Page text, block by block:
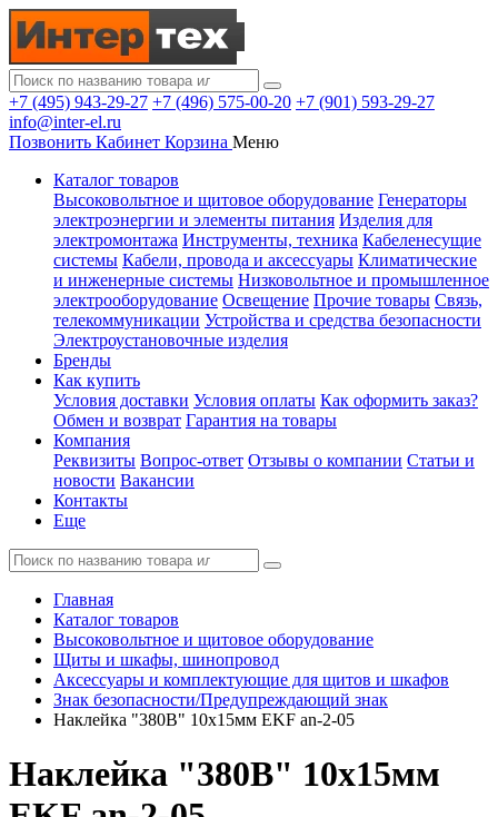
+7 (495) 943-29-27 +7 (496) 575-00-20 +7 (901) 593-29-27
info@inter-el.ru
Позвонить Кабинет Корзина Меню
Каталог товаров
Высоковольтное и щитовое оборудование Генераторы
электроэнергии и элементы питания Изделия для
электромонтажа Инструменты, техника Кабеленесущие
системы Кабели, провода и аксессуары Климатические
и инженерные системы Низковольтное и промышленное
электрооборудование Освещение Прочие товары Связь,
телекоммуникации Устройства и средства безопасности
Электроустановочные изделия
Бренды
Как купить
Условия доставки Условия оплаты Как оформить заказ?
Обмен и возврат Гарантия на товары
Компания
Реквизиты Вопрос-ответ Отзывы о компании Статьи и
новости Вакансии
Контакты
Еще
Главная
Каталог товаров
Высоковольтное и щитовое оборудование
Щиты и шкафы, шинопровод
Аксессуары и комплектующие для щитов и шкафов
Знак безопасности/Предупреждающий знак
Наклейка "380В" 10х15мм EKF an-2-05
Наклейка "380В" 10х15мм